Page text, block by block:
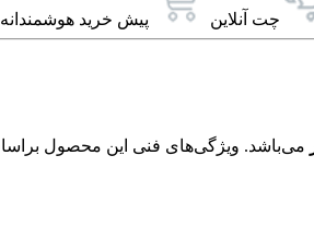
چت آنلاین پیش خرید هوشمندانه